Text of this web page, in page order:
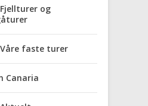
Fjellturer og
Våre faste turer
Canaria